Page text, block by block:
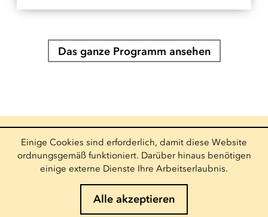
Das ganze Programm ansehen
Info und Buchung
(+352) 27 54 - 5010 ou - 5020
Email senden
Folgen Sie uns
Einige Cookies sind erforderlich, damit diese Website
ordnungsgemäß funktioniert. Darüber hinaus benötigen
einige externe Dienste Ihre Arbeitserlaubnis.
Alle akzeptieren